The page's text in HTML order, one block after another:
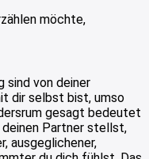
möchte,
sind von deiner
dir selbst bist, umso
gesagt bedeutet
deinen Partner stellst,
ausgeglichener,